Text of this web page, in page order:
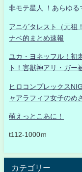
非モテ星人 ！あらゆる
アニゲタレスト（元
ナベ的まとめ速報
ユカ・ヨネッフル！初
ト！害獣神アリ・ガー
ヒロコンプレックス
ャアラフィフ女子のめ
萌えっとこあに！
t112-1000ｍ
カテゴリー